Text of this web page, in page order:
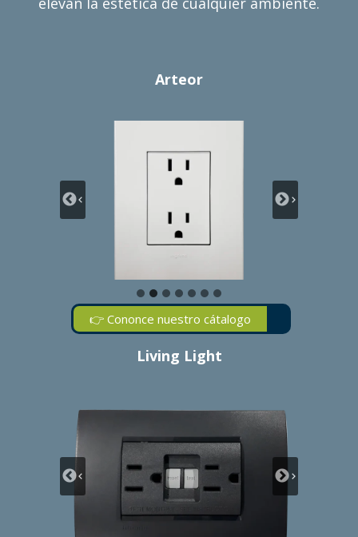
Arteor
👉 Cononce nuestro cátalogo
Living Light